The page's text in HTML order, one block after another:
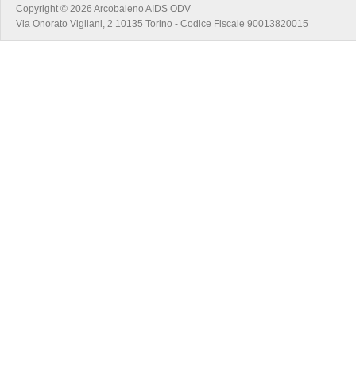
Copyright © 2026 Arcobaleno AIDS ODV
Via Onorato Vigliani, 2 10135 Torino - Codice Fiscale 90013820015